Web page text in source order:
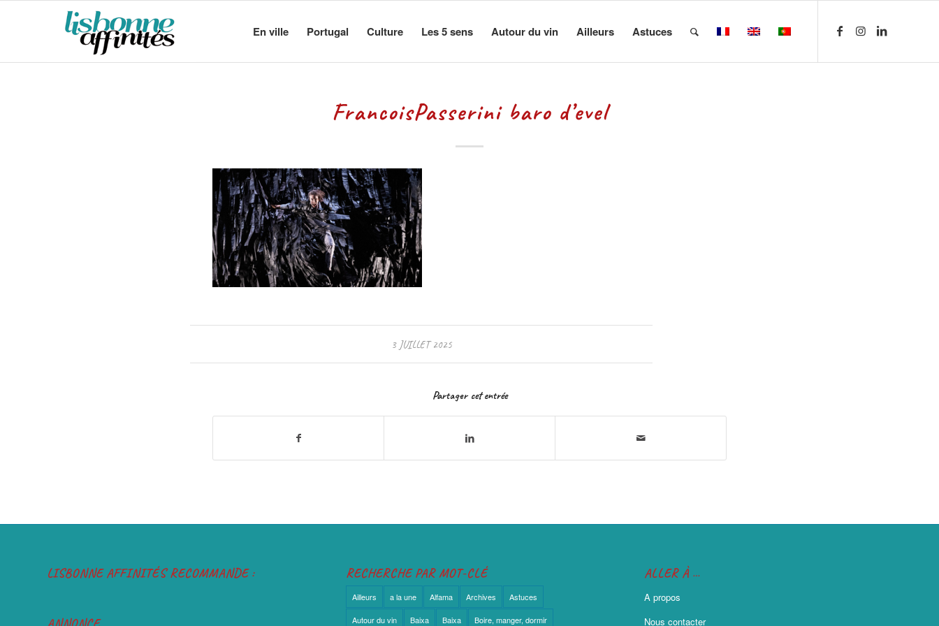
En ville Portugal Culture Les 5 sens Autour du vin Ailleurs Astuces
FrancoisPasserini baro d’evel
3 JUILLET 2025
Partager cet entrée
LISBONNE AFFINITÉS RECOMMANDE : RECHERCHE PAR MOT-CLÉ
Ailleurs a la une Alfama Archives Astuces
Autour du vin Baixa Baixa Boire, manger, dormir
ALLER À …
A propos
Nous contacter